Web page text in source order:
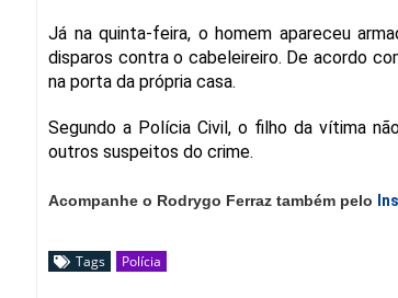
Já na quinta-feira, o homem apareceu
disparos contra o cabeleireiro. De acordo
na porta da própria casa.
Segundo a Polícia Civil, o filho da vítima
outros suspeitos do crime.
Acompanhe o Rodrygo Ferraz também pelo
Tags Polícia